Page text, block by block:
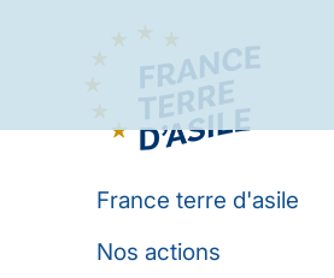
France terre d'asile
Nos actions